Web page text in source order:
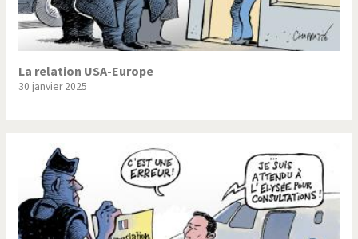
La relation USA-Europe
30 janvier 2025